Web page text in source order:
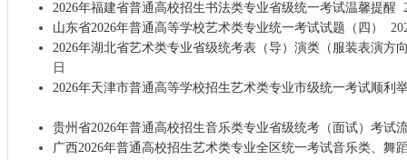
2026年福建省普通高校招生书法类专业省级统一考试温馨提醒
山东省2026年普通高等学校艺术类专业统一考试试题（四）
2026年湖北省艺术类专业省级统考表（导）演类（服装表演方
日
2026年天津市普通高等学校招生艺术类专业市级统一考试顺利
贵州省2026年普通高校招生音乐类专业省级统考（面试）考试
广西2026年普通高校招生艺术类专业全区统一考试音乐类、舞